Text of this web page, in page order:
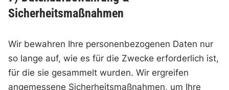
Sicherheitsmaßnahmen
Wir bewahren Ihre personenbezogenen Daten nur
so lange auf, wie es für die Zwecke erforderlich ist,
für die sie gesammelt wurden. Wir ergreifen
angemessene Sicherheitsmaßnahmen, um Ihre